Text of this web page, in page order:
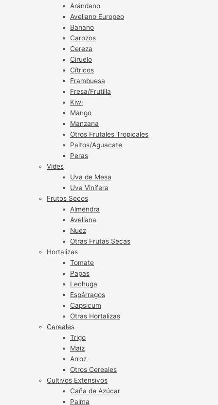
Arándano
Avellano Europeo
Banano
Carozos
Cereza
Ciruelo
Cítricos
Frambuesa
Fresa/Frutilla
Kiwi
Mango
Manzana
Otros Frutales Tropicales
Paltos/Aguacate
Peras
Vides
Uva de Mesa
Uva Vinífera
Frutos Secos
Almendra
Avellana
Nuez
Otras Frutas Secas
Hortalizas
Tomate
Papas
Lechuga
Espárragos
Capsicum
Otras Hortalizas
Cereales
Trigo
Maíz
Arroz
Otros Cereales
Cultivos Extensivos
Caña de Azúcar
Palma